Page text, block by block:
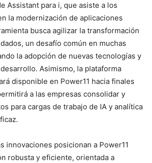
Assistant para i, que asiste a los
la modernización de aplicaciones
busca agilizar la transformación
un desafío común en muchas
la adopción de nuevas tecnologías y
Asimismo, la plataforma
disponible en Power11 hacia finales
a las empresas consolidar y
para cargas de trabajo de IA y analítica
innovaciones posicionan a Power11
robusta y eficiente, orientada a